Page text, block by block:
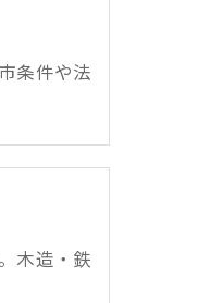
条件や法
木造・鉄